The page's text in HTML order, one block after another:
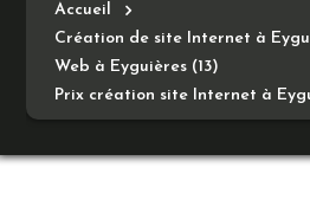
Accueil
Création de site Internet à
Web à Eyguières (13)
Prix création site Internet à